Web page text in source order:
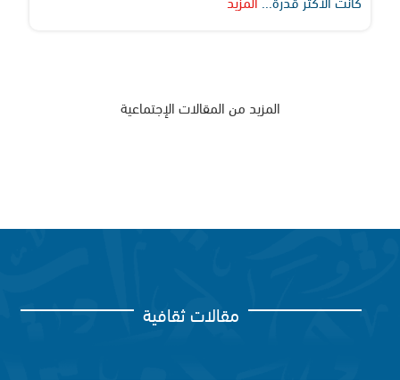
المزيد من المقالات الإجتماعية
مقالات ثقافية